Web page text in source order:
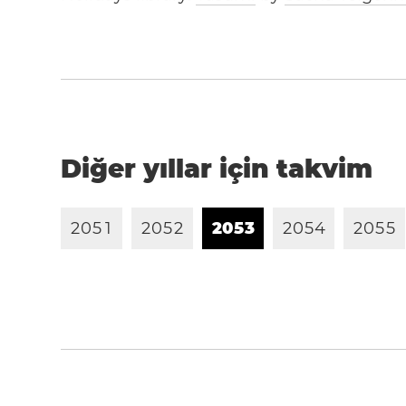
Diğer yıllar için takvim
2051 2052 2053 2054 2055